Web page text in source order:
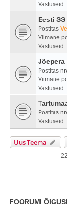
Vastuseid:
Eesti
Postitas
Viimane
Vastuseid:
Jõepera
Postitas
Viimane
Vastuseid:
Postitas
Vastuseid:
Uus Teema
FOORUMI